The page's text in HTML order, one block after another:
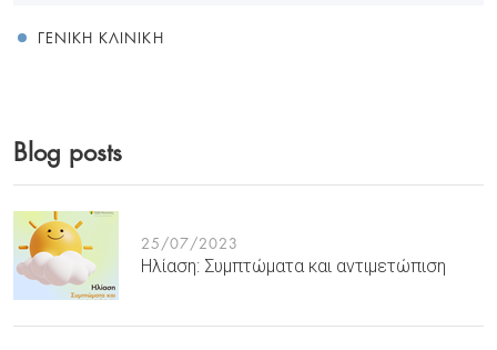
ΓΕΝΙΚΉ ΚΛΙΝΙΚΉ
Blog posts
25/07/2023
Ηλίαση: Συμπτώματα και αντιμετώπιση